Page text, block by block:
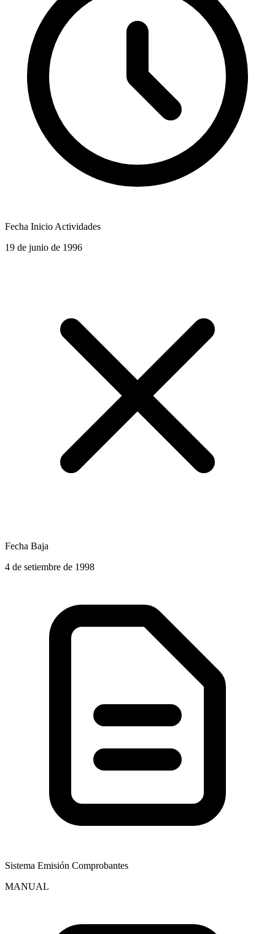
Fecha Inicio Actividades
19 de junio de 1996
Fecha Baja
4 de setiembre de 1998
Sistema Emisión Comprobantes
MANUAL